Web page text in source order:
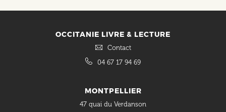
OCCITANIE LIVRE & LECTURE
Contact
04 67 17 94 69
MONTPELLIER
47 quai du Verdanson